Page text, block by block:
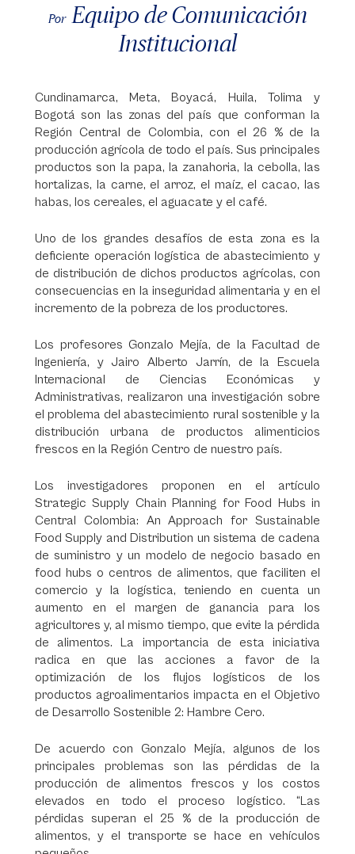
Por Equipo de Comunicación
Institucional
Cundinamarca, Meta, Boyacá, Huila, Tolima y
Bogotá son las zonas del país que conforman la
Región Central de Colombia, con el 26 % de la
producción agrícola de todo el país. Sus principales
productos son la papa, la zanahoria, la cebolla, las
hortalizas, la carne, el arroz, el maíz, el cacao, las
habas, los cereales, el aguacate y el café.
Uno de los grandes desafíos de esta zona es la
deficiente operación logística de abastecimiento y
de distribución de dichos productos agrícolas, con
consecuencias en la inseguridad alimentaria y en el
incremento de la pobreza de los productores.
Los profesores Gonzalo Mejía, de la Facultad de
Ingeniería, y Jairo Alberto Jarrín, de la Escuela
Internacional de Ciencias Económicas y
Administrativas, realizaron una investigación sobre
el problema del abastecimiento rural sostenible y la
distribución urbana de productos alimenticios
frescos en la Región Centro de nuestro país.
Los investigadores proponen en el artículo
Strategic Supply Chain Planning for Food Hubs in
Central Colombia: An Approach for Sustainable
Food Supply and Distribution un sistema de cadena
de suministro y un modelo de negocio basado en
food hubs o centros de alimentos, que faciliten el
comercio y la logística, teniendo en cuenta un
aumento en el margen de ganancia para los
agricultores y, al mismo tiempo, que evite la pérdida
de alimentos. La importancia de esta iniciativa
radica en que las acciones a favor de la
optimización de los flujos logísticos de los
productos agroalimentarios impacta en el Objetivo
de Desarrollo Sostenible 2: Hambre Cero.
De acuerdo con Gonzalo Mejía, algunos de los
principales problemas son las pérdidas de la
producción de alimentos frescos y los costos
elevados en todo el proceso logístico. “Las
pérdidas superan el 25 % de la producción de
alimentos, y el transporte se hace en vehículos